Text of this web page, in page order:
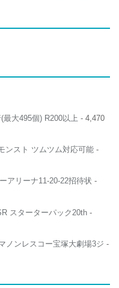
大495個) R200以上 - 4,470
ンスト ツムツム対応可能 -
アリーナ11-20-22招待状 -
スターターパック20th -
ノンレスコー宝塚大劇場3ジ -